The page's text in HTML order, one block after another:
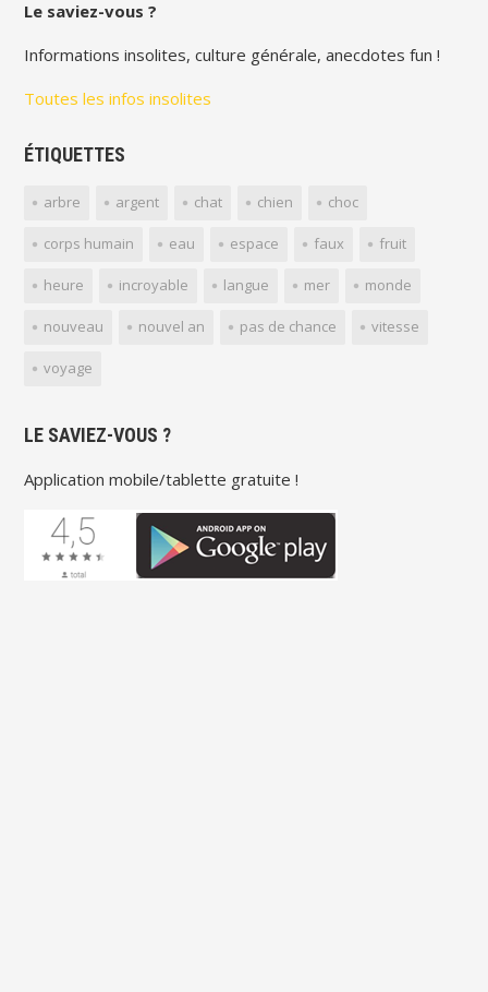
Le saviez-vous ?
Informations insolites, culture générale, anecdotes fun !
Toutes les infos insolites
ÉTIQUETTES
arbre argent chat chien choc
corps humain eau espace faux fruit
heure incroyable langue mer monde
nouveau nouvel an pas de chance vitesse
voyage
LE SAVIEZ-VOUS ?
Application mobile/tablette gratuite !